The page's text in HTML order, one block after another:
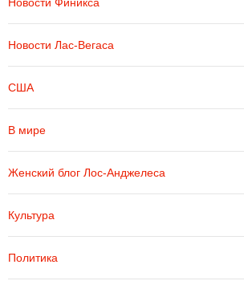
Новости Лас-Вегаса
США
В мире
Женский блог Лос-Анджелеса
Культура
Политика